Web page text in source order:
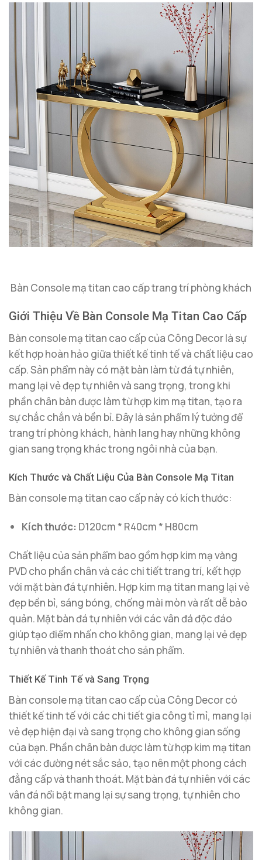
Bàn Console mạ titan cao cấp trang trí phòng khách
Giới Thiệu Về Bàn Console Mạ Titan Cao Cấp
Bàn console mạ titan cao cấp của Công Decor là sự
kết hợp hoàn hảo giữa thiết kế tinh tế và chất liệu cao
cấp. Sản phẩm này có mặt bàn làm từ đá tự nhiên,
mang lại vẻ đẹp tự nhiên và sang trọng, trong khi
phần chân bàn được làm từ hợp kim mạ titan, tạo ra
sự chắc chắn và bền bỉ. Đây là sản phẩm lý tưởng để
trang trí phòng khách, hành lang hay những không
gian sang trọng khác trong ngôi nhà của bạn.
Kích Thước và Chất Liệu Của Bàn Console Mạ Titan
Bàn console mạ titan cao cấp này có kích thước:
Kích thước: D120cm * R40cm * H80cm
Chất liệu của sản phẩm bao gồm hợp kim mạ vàng
PVD cho phần chân và các chi tiết trang trí, kết hợp
với mặt bàn đá tự nhiên. Hợp kim mạ titan mang lại vẻ
đẹp bền bỉ, sáng bóng, chống mài mòn và rất dễ bảo
quản. Mặt bàn đá tự nhiên với các vân đá độc đáo
giúp tạo điểm nhấn cho không gian, mang lại vẻ đẹp
tự nhiên và thanh thoát cho sản phẩm.
Thiết Kế Tinh Tế và Sang Trọng
Bàn console mạ titan cao cấp của Công Decor có
thiết kế tinh tế với các chi tiết gia công tỉ mỉ, mang lại
vẻ đẹp hiện đại và sang trọng cho không gian sống
của bạn. Phần chân bàn được làm từ hợp kim mạ titan
với các đường nét sắc sảo, tạo nên một phong cách
đẳng cấp và thanh thoát. Mặt bàn đá tự nhiên với các
vân đá nổi bật mang lại sự sang trọng, tự nhiên cho
không gian.